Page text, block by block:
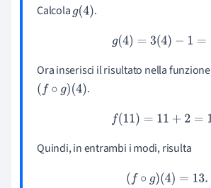
Calcolag(4) .
g(4 )=3(4) −1 =11
Ora inserisci il risultato nella funzione
(f∘ g)(4)
.
f( 11) =11 +2 =13.
Quindi, in entrambi i modi, risulta
(f ∘g)(4) =13.